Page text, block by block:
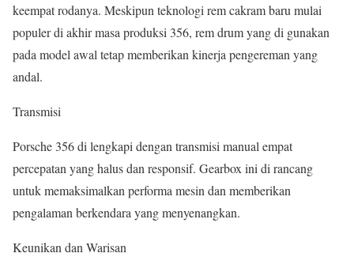
keempat rodanya. Meskipun teknologi rem cakram baru mulai
populer di akhir masa produksi 356, rem drum yang di gunakan
pada model awal tetap memberikan kinerja pengereman yang
andal.
Transmisi
Porsche 356 di lengkapi dengan transmisi manual empat
percepatan yang halus dan responsif. Gearbox ini di rancang
untuk memaksimalkan performa mesin dan memberikan
pengalaman berkendara yang menyenangkan.
Keunikan dan Warisan